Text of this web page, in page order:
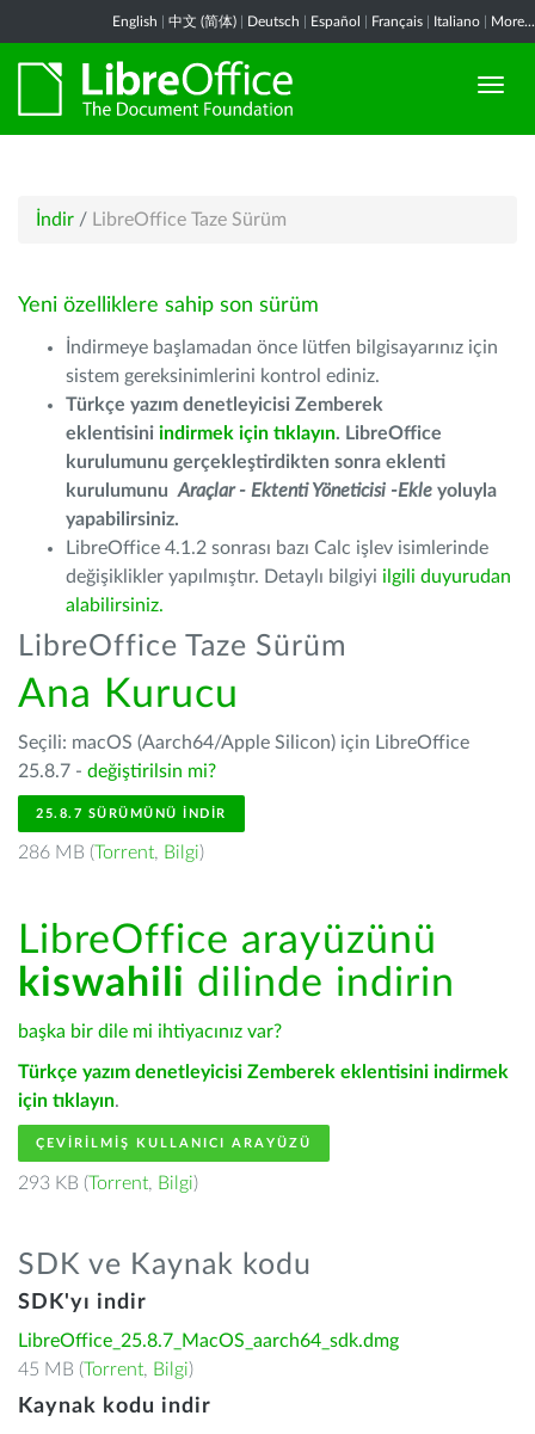
English 中文 (简体) Deutsch Español Français Italiano More...
İndir / LibreOffice Taze Sürüm
Yeni özelliklere sahip son sürüm
İndirmeye başlamadan önce lütfen bilgisayarınız için
sistem gereksinimlerini kontrol ediniz.
Türkçe yazım denetleyicisi Zemberek
eklentisini indirmek için tıklayın. LibreOffice
kurulumunu gerçekleştirdikten sonra eklenti
kurulumunu Araçlar - Ektenti Yöneticisi -Ekle yoluyla
yapabilirsiniz.
LibreOffice 4.1.2 sonrası bazı Calc işlev isimlerinde
değişiklikler yapılmıştır. Detaylı bilgiyi ilgili duyurudan
alabilirsiniz.
LibreOffice Taze Sürüm
Ana Kurucu
Seçili: macOS (Aarch64/Apple Silicon) için LibreOffice
25.8.7 - değiştirilsin mi?
25.8.7 SÜRÜMÜNÜ İNDIR
286 MB (Torrent, Bilgi)
LibreOffice arayüzünü
kiswahili dilinde indirin
başka bir dile mi ihtiyacınız var?
Türkçe yazım denetleyicisi Zemberek eklentisini indirmek
için tıklayın.
ÇEVIRILMIŞ KULLANICI ARAYÜZÜ
293 KB (Torrent, Bilgi)
SDK ve Kaynak kodu
SDK'yı indir
LibreOffice_25.8.7_MacOS_aarch64_sdk.dmg
45 MB (Torrent, Bilgi)
Kaynak kodu indir